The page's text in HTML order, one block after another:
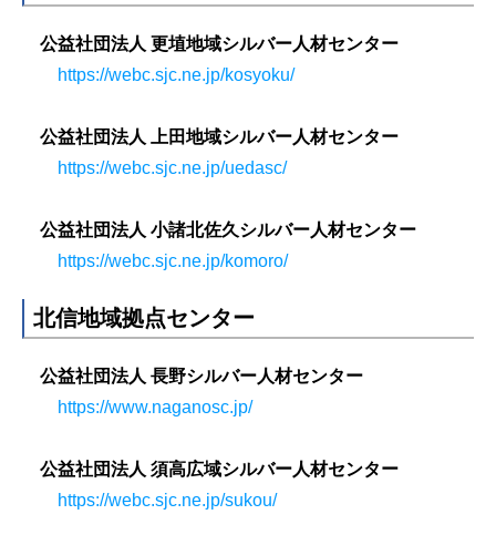
公益社団法人 更埴地域シルバー人材センター
https://webc.sjc.ne.jp/kosyoku/
公益社団法人 上田地域シルバー人材センター
https://webc.sjc.ne.jp/uedasc/
公益社団法人 小諸北佐久シルバー人材センター
https://webc.sjc.ne.jp/komoro/
北信地域拠点センター
公益社団法人 長野シルバー人材センター
https://www.naganosc.jp/
公益社団法人 須高広域シルバー人材センター
https://webc.sjc.ne.jp/sukou/